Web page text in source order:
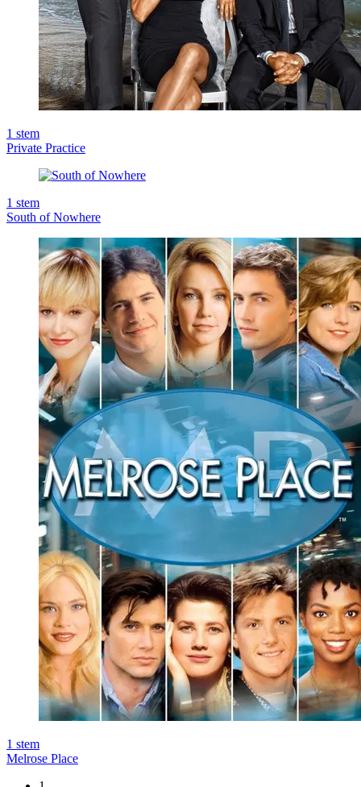
1 stem
Private Practice
1 stem
South of Nowhere
1 stem
Melrose Place